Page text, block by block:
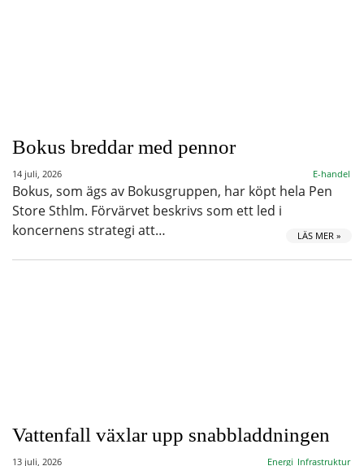
Bokus breddar med pennor
14 juli, 2026 E-handel
Bokus, som ägs av Bokusgruppen, har köpt hela Pen
Store Sthlm. Förvärvet beskrivs som ett led i
koncernens strategi att…
LÄS MER »
Vattenfall växlar upp snabbladdningen
13 juli, 2026 Energi Infrastruktur